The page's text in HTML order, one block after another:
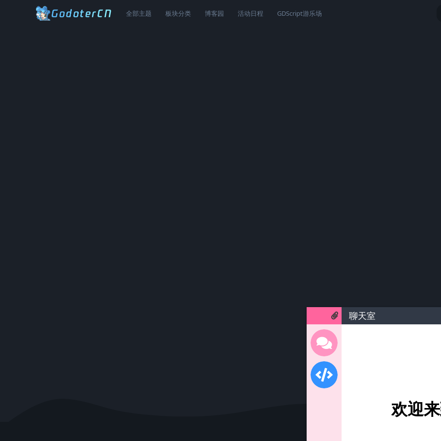
全部主题 板块分类 博客园 活动日程 GDScript游乐场
聊天室
欢迎